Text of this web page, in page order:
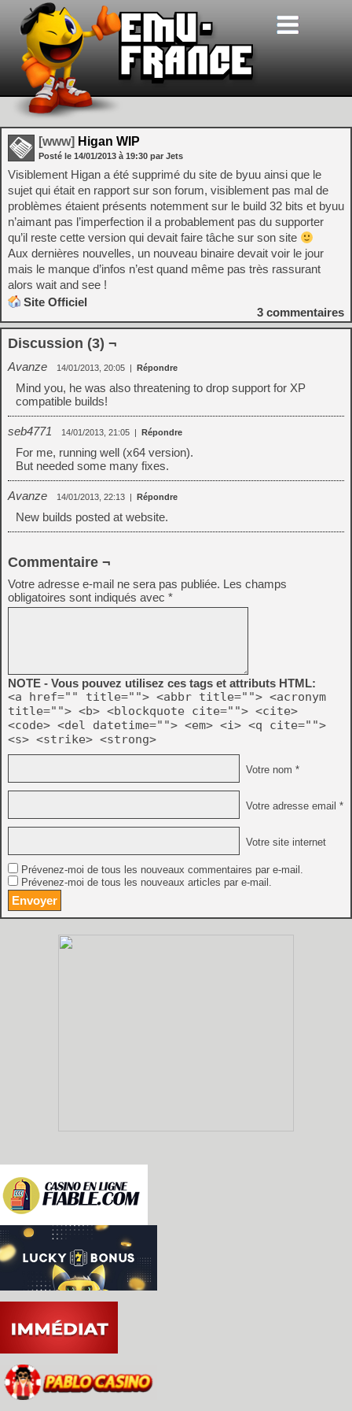
[www] Higan WIP
Posté le 14/01/2013 à 19:30 par Jets
Visiblement Higan a été supprimé du site de byuu ainsi que le
sujet qui était en rapport sur son forum, visiblement pas mal de
problèmes étaient présents notemment sur le build 32 bits et byuu
n’aimant pas l’imperfection il a probablement pas du supporter
qu’il reste cette version qui devait faire tâche sur son site
Aux dernières nouvelles, un nouveau binaire devait voir le jour
mais le manque d’infos n’est quand même pas très rassurant
alors wait and see !
Site Officiel
3 commentaires
Discussion (3) ¬
Avanze 14/01/2013, 20:05 | Répondre
Mind you, he was also threatening to drop support for XP
compatible builds!
seb4771 14/01/2013, 21:05 | Répondre
For me, running well (x64 version).
But needed some many fixes.
Avanze 14/01/2013, 22:13 | Répondre
New builds posted at website.
Commentaire ¬
Votre adresse e-mail ne sera pas publiée. Les champs
obligatoires sont indiqués avec *
NOTE - Vous pouvez utilisez ces tags et attributs HTML:
<a href="" title=""> <abbr title=""> <acronym
title=""> <b> <blockquote cite=""> <cite>
<code> <del datetime=""> <em> <i> <q cite="">
<s> <strike> <strong>
Votre nom *
Votre adresse email *
Votre site internet
Prévenez-moi de tous les nouveaux commentaires par e-mail.
Prévenez-moi de tous les nouveaux articles par e-mail.